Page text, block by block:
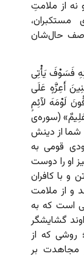
نه از ملامتِ
حال‌شان
فَسَوْفَ یَأْتِی
أَعِزَّهٍ عَلَى
لَوْمَهَ لآئِمٍ
(سوره‌ی
کس از شما از دینش
قومى به
او را دوست
و با کافران
و از ملامت
است که به
گشایشگر
روشی که از
مجاهدت بر